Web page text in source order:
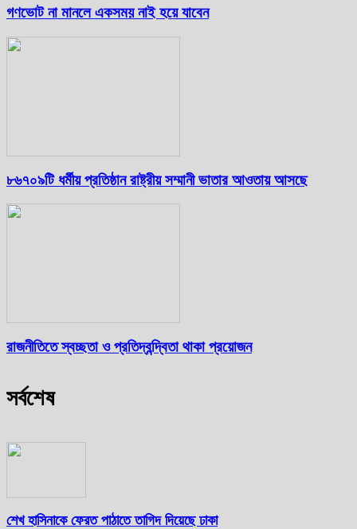
গণভোট না মানলে একসময় নাই হয়ে যাবেন
৮৬৭০৯টি ধর্মীয় প্রতিষ্ঠান রাষ্ট্রীয় সম্মানী ভাতার আওতায় আসছে
রাজনীতিতে স্বচ্ছতা ও প্রতিদ্বন্দ্বিতা থাকা প্রয়োজন
সর্বশেষ
শেখ হাসিনাকে ফেরত পাঠাতে তাগিদ দিয়েছে ঢাকা